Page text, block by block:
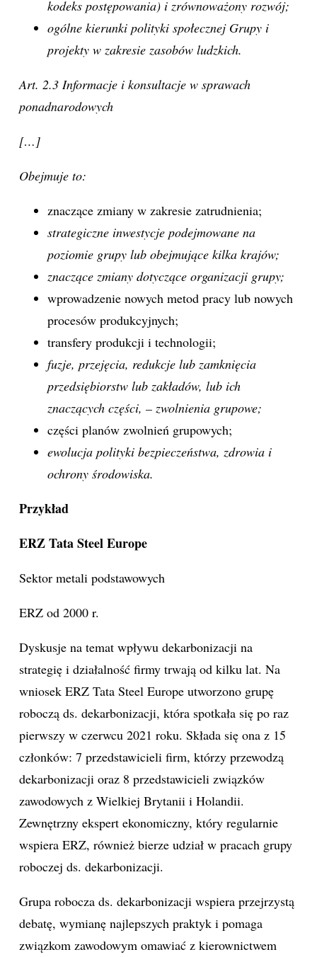
kodeks postępowania) i zrównoważony rozwój;
ogólne kierunki polityki społecznej Grupy i
projekty w zakresie zasobów ludzkich.
Art. 2.3 Informacje i konsultacje w sprawach
ponadnarodowych
[…]
Obejmuje to:
znaczące zmiany w zakresie zatrudnienia;
strategiczne inwestycje podejmowane na
poziomie grupy lub obejmujące kilka krajów;
znaczące zmiany dotyczące organizacji grupy;
wprowadzenie nowych metod pracy lub nowych
procesów produkcyjnych;
transfery produkcji i technologii;
fuzje, przejęcia, redukcje lub zamknięcia
przedsiębiorstw lub zakładów, lub ich
znaczących części, – zwolnienia grupowe;
części planów zwolnień grupowych;
ewolucja polityki bezpieczeństwa, zdrowia i
ochrony środowiska.
Przykład
ERZ Tata Steel Europe
Sektor metali podstawowych
ERZ od 2000 r.
Dyskusje na temat wpływu dekarbonizacji na
strategię i działalność firmy trwają od kilku lat. Na
wniosek ERZ Tata Steel Europe utworzono grupę
roboczą ds. dekarbonizacji, która spotkała się po raz
pierwszy w czerwcu 2021 roku. Składa się ona z 15
członków: 7 przedstawicieli firm, którzy przewodzą
dekarbonizacji oraz 8 przedstawicieli związków
zawodowych z Wielkiej Brytanii i Holandii.
Zewnętrzny ekspert ekonomiczny, który regularnie
wspiera ERZ, również bierze udział w pracach grupy
roboczej ds. dekarbonizacji.
Grupa robocza ds. dekarbonizacji wspiera przejrzystą
debatę, wymianę najlepszych praktyk i pomaga
związkom zawodowym omawiać z kierownictwem